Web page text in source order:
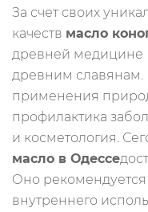
За счет своих
качеств масло
древней медицине
древним
применения
профилактика
и косметология.
масло в Одессе
Оно
внутреннего